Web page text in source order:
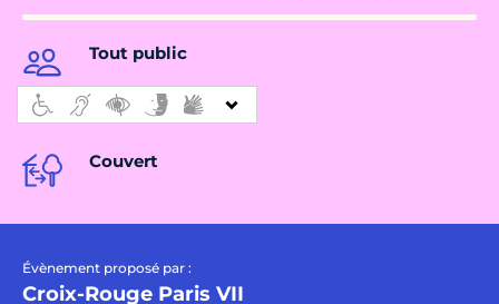
Tout public
Couvert
Évènement proposé par :
Croix-Rouge Paris VII